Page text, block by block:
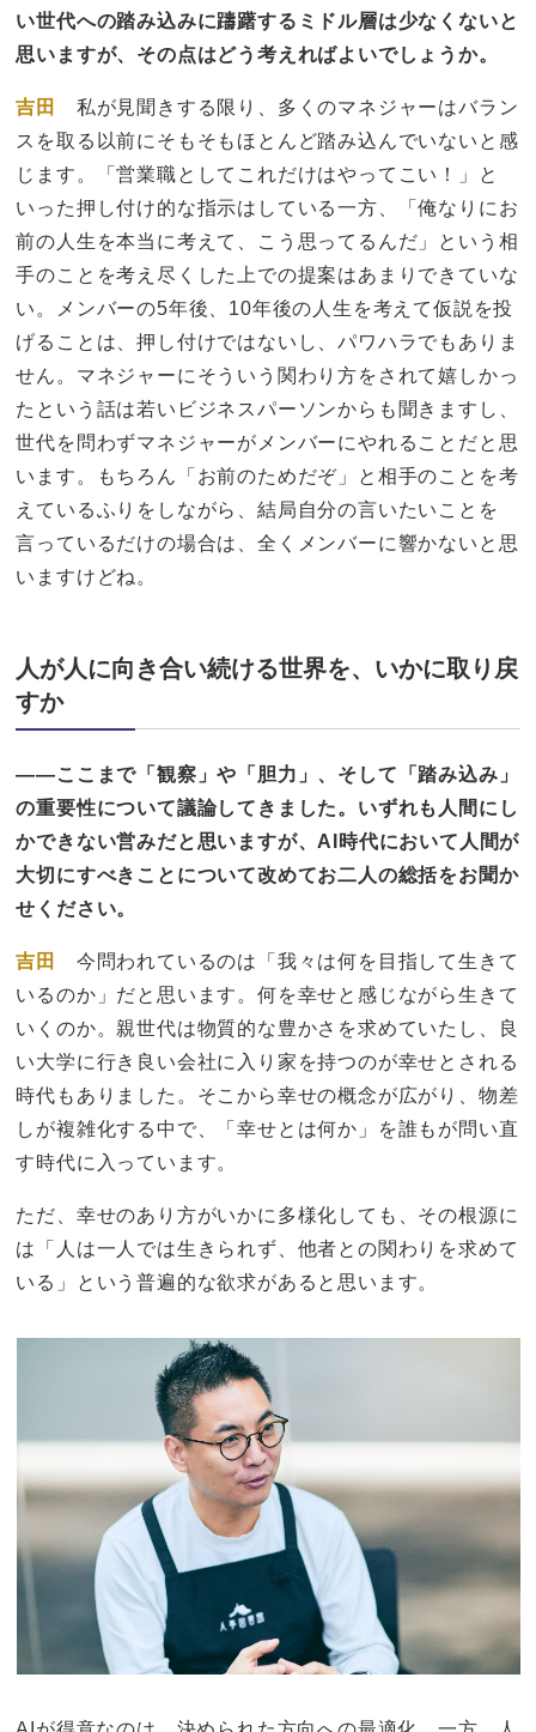
い世代への踏み込みに躊躇するミドル層は少なくないと
思いますが、その点はどう考えればよいでしょうか。
吉田
私が見聞きする限り、多くのマネジャーはバラン
スを取る以前にそもそもほとんど踏み込んでいないと感
じます。「営業職としてこれだけはやってこい！」と
いった押し付け的な指示はしている一方、「俺なりにお
前の人生を本当に考えて、こう思ってるんだ」という相
手のことを考え尽くした上での提案はあまりできていな
い。メンバーの5年後、10年後の人生を考えて仮説を投
げることは、押し付けではないし、パワハラでもありま
せん。マネジャーにそういう関わり方をされて嬉しかっ
たという話は若いビジネスパーソンからも聞きますし、
世代を問わずマネジャーがメンバーにやれることだと思
います。もちろん「お前のためだぞ」と相手のことを考
えているふりをしながら、結局自分の言いたいことを
言っているだけの場合は、全くメンバーに響かないと思
いますけどね。
人が人に向き合い続ける世界を、いかに取り戻
すか
——ここまで「観察」や「胆力」、そして「踏み込み」
の重要性について議論してきました。いずれも人間にし
かできない営みだと思いますが、AI時代において人間が
大切にすべきことについて改めてお二人の総括をお聞か
せください。
吉田
今問われているのは「我々は何を目指して生きて
いるのか」だと思います。何を幸せと感じながら生きて
いくのか。親世代は物質的な豊かさを求めていたし、良
い大学に行き良い会社に入り家を持つのが幸せとされる
時代もありました。そこから幸せの概念が広がり、物差
しが複雑化する中で、「幸せとは何か」を誰もが問い直
す時代に入っています。
ただ、幸せのあり方がいかに多様化しても、その根源に
は「人は一人では生きられず、他者との関わりを求めて
いる」という普遍的な欲求があると思います。